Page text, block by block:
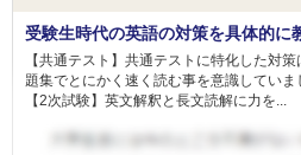
受験生時代の英語の対策を具体的に
【共通テスト】共通テストに特化した対
題集でとにかく速く読む事を意識していま
【2次試験】英文解釈と長文読解に力を...